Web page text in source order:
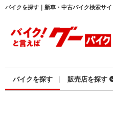
バイクを探す｜新車・中古バイク検索サ
バイクを探す 販売店を探す